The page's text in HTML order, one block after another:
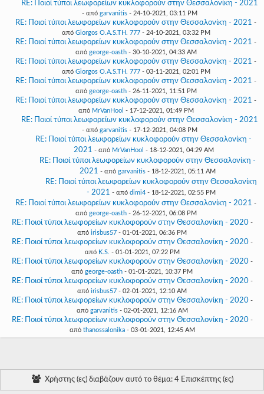
RE: Ποιοί τύποι λεωφορείων κυκλοφορούν στην Θεσσαλονίκη - 2021
- από garvanitis - 24-10-2021, 03:11 PM
RE: Ποιοί τύποι λεωφορείων κυκλοφορούν στην Θεσσαλονίκη - 2021 -
από Giorgos O.A.S.TH. 777- 24-10-2021, 03:32 PM
RE: Ποιοί τύποι λεωφορείων κυκλοφορούν στην Θεσσαλονίκη - 2021 -
από george-oasth- 30-10-2021, 04:33 AM
RE: Ποιοί τύποι λεωφορείων κυκλοφορούν στην Θεσσαλονίκη - 2021 -
από Giorgos O.A.S.TH. 777- 03-11-2021, 02:01 PM
RE: Ποιοί τύποι λεωφορείων κυκλοφορούν στην Θεσσαλονίκη - 2021 -
από george-oasth- 26-11-2021, 11:51 PM
RE: Ποιοί τύποι λεωφορείων κυκλοφορούν στην Θεσσαλονίκη - 2021 -
από MrVanHool - 17-12-2021, 01:49 PM
RE: Ποιοί τύποι λεωφορείων κυκλοφορούν στην Θεσσαλονίκη - 2021
- από garvanitis - 17-12-2021, 04:08 PM
RE: Ποιοί τύποι λεωφορείων κυκλοφορούν στην Θεσσαλονίκη -
2021 - από MrVanHool - 18-12-2021, 04:29 AM
RE: Ποιοί τύποι λεωφορείων κυκλοφορούν στην Θεσσαλονίκη -
2021 - από garvanitis- 18-12-2021, 05:11 AM
RE: Ποιοί τύποι λεωφορείων κυκλοφορούν στην Θεσσαλονίκη
- 2021 - από dimi4 - 18-12-2021, 02:55 PM
RE: Ποιοί τύποι λεωφορείων κυκλοφορούν στην Θεσσαλονίκη - 2021 -
από george-oasth- 26-12-2021, 06:08 PM
RE: Ποιοί τύποι λεωφορείων κυκλοφορούν στην Θεσσαλονίκη - 2020 -
από irisbus57 - 01-01-2021, 06:36 PM
RE: Ποιοί τύποι λεωφορείων κυκλοφορούν στην Θεσσαλονίκη - 2020 -
από K.S. - 01-01-2021, 07:22 PM
RE: Ποιοί τύποι λεωφορείων κυκλοφορούν στην Θεσσαλονίκη - 2020 -
από george-oasth - 01-01-2021, 10:37 PM
RE: Ποιοί τύποι λεωφορείων κυκλοφορούν στην Θεσσαλονίκη - 2020 -
από irisbus57 - 02-01-2021, 12:10 AM
RE: Ποιοί τύποι λεωφορείων κυκλοφορούν στην Θεσσαλονίκη - 2020 -
από garvanitis- 02-01-2021, 12:16 AM
RE: Ποιοί τύποι λεωφορείων κυκλοφορούν στην Θεσσαλονίκη - 2020 -
από thanossalonika- 03-01-2021, 12:45 AM
Χρήστης (ες) διαβάζουν αυτό το θέμα: 4 Επισκέπτης (ες)